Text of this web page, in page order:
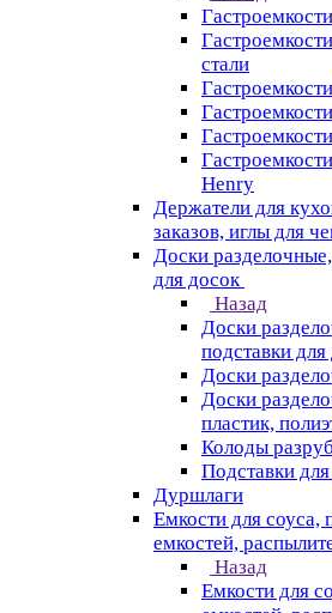
Гастроемкости
стали
Henry
Держатели для
заказов, иглы для
Доски
для досок
Назад
Доски
подставки для
Доски
Доски
пластик,
Колоды
Подставки
Дуршлаги
Емкости для соуса,
емкостей,
Назад
Емкости для